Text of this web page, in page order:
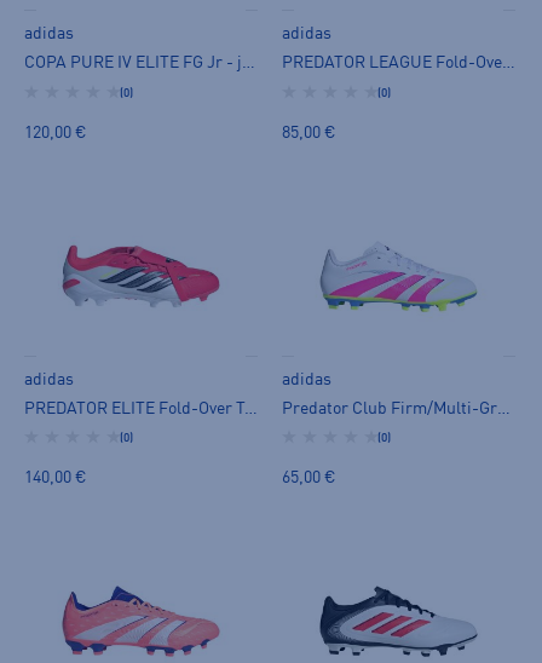
adidas
COPA PURE IV ELITE FG Jr - jalkapallokengät (FG)
(0)
120,00 €
adidas
PREDATOR LEAGUE Fold-Over Tongue FG Football Boots Jr - jalkapallokengät (FG)
(0)
85,00 €
adidas
PREDATOR ELITE Fold-Over Tongue FG Jr - jalkapallokengät (FG)
(0)
140,00 €
adidas
Predator Club Firm/Multi-Ground Boots - jalkapallokengät (MG)
(0)
65,00 €